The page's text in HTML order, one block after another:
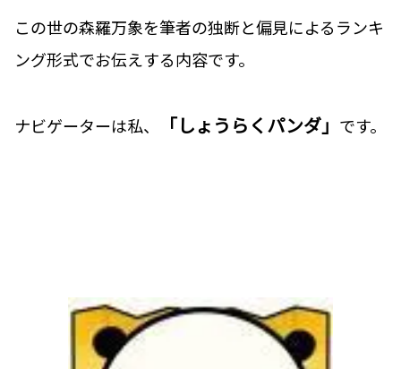
この世の森羅万象を筆者の独断と偏見によるランキ
ング形式でお伝えする内容です。
ナビゲーターは私、 「しょうらくパンダ」 です。